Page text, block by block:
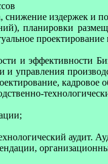
снижение издержек и
планировки
и эффективности
управления
кадровое
аудит.